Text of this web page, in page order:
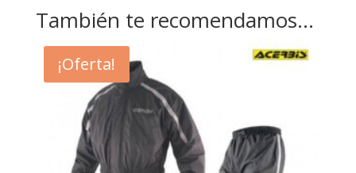
También te recomendamos…
¡Oferta!